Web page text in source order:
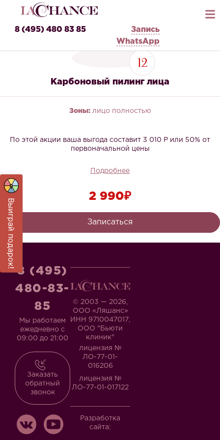
8 (495) 480 83 85
Запись
WhatsApp
12
Карбоновый пилинг лица
Зоны:лицо полностью
По этой акции ваша выгода составит 3 010 Р или 50% от
первоначальной цены
Подробнее
2 990₽
Записаться
© 2003 — 2026,
ООО «Ляшанс»
ИНН 9710047017,
ООО "Бьюти
клиник"
лицензия №
ЛО-77-01-
016206
лицензия №
ЛО-77-01-017122
Разработка
сайта:
8 (495)
480-83-
85
Мы работаем
ежедневно с
09:00 до 21:00
Заказать
обратный
звонок
Выиграй подарок!